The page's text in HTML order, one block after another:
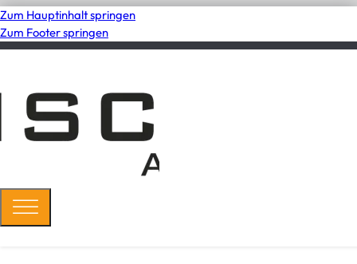
Zum Hauptinhalt springen
Zum Footer springen